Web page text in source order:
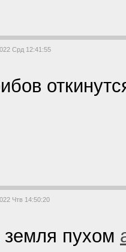
Срд 12:41:55
Чтв 14:50:20
земля пухом